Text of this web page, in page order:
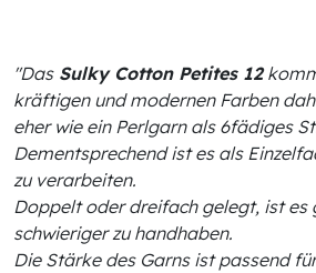
"DasSulky Cotton Petites 12
kräftigen und modernen Farben
eher wie ein Perlgarn als 6fädiges
Dementsprechend ist es als
zu verarbeiten.
Doppelt oder dreifach gelegt, ist es
schwieriger zu handhaben.
Die Stärke des Garns ist passend